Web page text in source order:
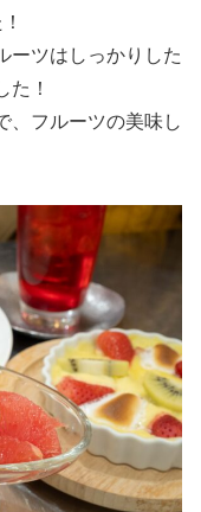
ーツはしっかりした
た！
、フルーツの美味し